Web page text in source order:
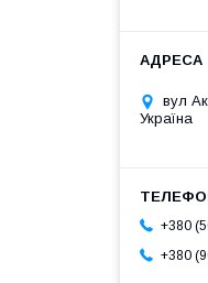
вул
Україна
+380
+380